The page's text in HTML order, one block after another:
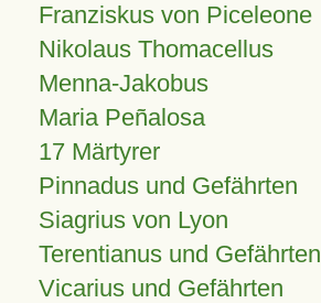
Franziskus von Piceleone
Nikolaus Thomacellus
Menna-Jakobus
Maria Peñalosa
17 Märtyrer
Pinnadus und Gefährten
Siagrius von Lyon
Terentianus und Gefährten
Vicarius und Gefährten